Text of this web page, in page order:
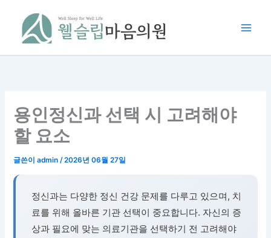
용인정신과 선택 시 고려해야
할 요소
글쓴이admin/2026년 06월 27일
정신과는 다양한 정신 건강 문제를 다루고 있으며, 치
료를 위해 올바른 기관 선택이 중요합니다. 자신의 증
상과 필요에 맞는 의료기관을 선택하기 전 고려해야